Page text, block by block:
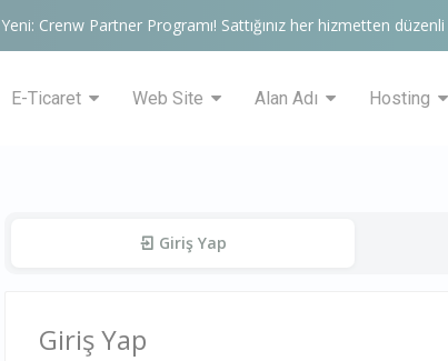
Yeni: Crenw Partner Programı! Sattığınız her hizmetten
E-Ticaret Web Site Alan Adı Hosting
Giriş Yap
Giriş Yap